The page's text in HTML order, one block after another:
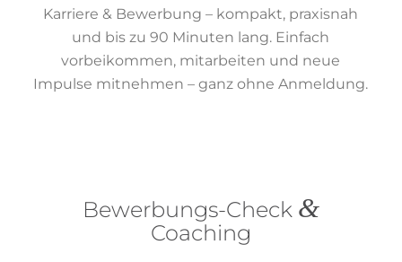
Karriere & Bewerbung – kompakt, praxisnah
und bis zu 90 Minuten lang. Einfach
vorbeikommen, mitarbeiten und neue
Impulse mitnehmen – ganz ohne Anmeldung.
Bewerbungs-Check &
Coaching